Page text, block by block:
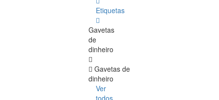
Etiquetas
Gavetas
de
dinheiro
Gavetas de
dinheiro
Ver